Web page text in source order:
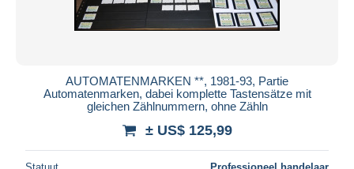
AUTOMATENMARKEN **, 1981-93, Partie
Automatenmarken, dabei komplette Tastensätze mit
gleichen Zählnummern, ohne Zähln
± US$ 125,99